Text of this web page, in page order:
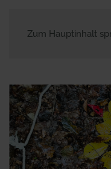
Zum Hauptinhalt